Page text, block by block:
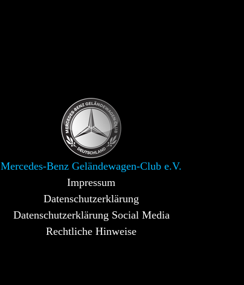
Mercedes-Benz Geländewagen-Club e.V.
Impressum
Datenschutzerklärung
Datenschutzerklärung Social Media
Rechtliche Hinweise